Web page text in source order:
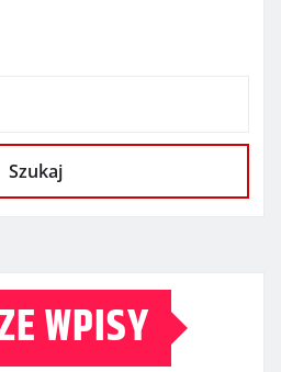
Szukaj
WPISY